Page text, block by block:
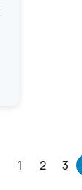
1 2 3